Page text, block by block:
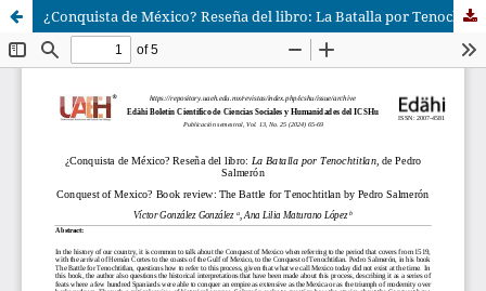
¿Conquista de México? Reseña del libro: La Batalla por Tenochtitlan, de Pedro Salmerón